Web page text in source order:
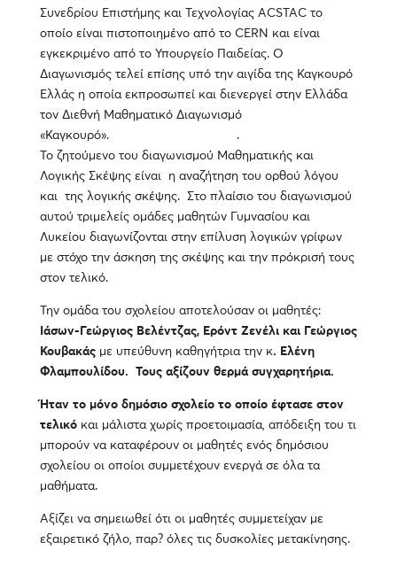
Συνεδρίου Επιστήμης και Τεχνολογίας ACSTAC το
οποίο είναι πιστοποιημένο από το CERN και είναι
εγκεκριμένο από το Υπουργείο Παιδείας. O
Διαγωνισμός τελεί επίσης υπό την αιγίδα της Καγκουρό
Ελλάς η οποία εκπροσωπεί και διενεργεί στην Ελλάδα
τον Διεθνή Μαθηματικό Διαγωνισμό
«Καγκουρό». .
Το ζητούμενο του διαγωνισμού Μαθηματικής και
Λογικής Σκέψης είναι η αναζήτηση του ορθού λόγου
και της λογικής σκέψης. Στο πλαίσιο του διαγωνισμού
αυτού τριμελείς ομάδες μαθητών Γυμνασίου και
Λυκείου διαγωνίζονται στην επίλυση λογικών γρίφων
με στόχο την άσκηση της σκέψης και την πρόκρισή τους
στον τελικό.
Την ομάδα του σχολείου αποτελούσαν οι μαθητές:
Ιάσων-Γεώργιος Βελέντζας, Ερόντ Ζενέλι και Γεώργιος
Κουβακάς με υπεύθυνη καθηγήτρια την κ. Ελένη
Φλαμπουλίδου. Τους αξίζουν θερμά συγχαρητήρια.
Ήταν το μόνο δημόσιο σχολείο το οποίο έφτασε στον
τελικόκαι μάλιστα χωρίς προετοιμασία, απόδειξη του τι
μπορούν να καταφέρουν οι μαθητές ενός δημόσιου
σχολείου οι οποίοι συμμετέχουν ενεργά σε όλα τα
μαθήματα.
Αξίζει να σημειωθεί ότι οι μαθητές συμμετείχαν με
εξαιρετικό ζήλο, παρ? όλες τις δυσκολίες μετακίνησης.